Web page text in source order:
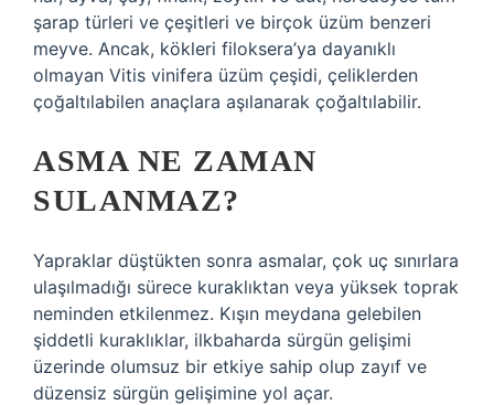
şarap türleri ve çeşitleri ve birçok üzüm benzeri
meyve. Ancak, kökleri filoksera’ya dayanıklı
olmayan Vitis vinifera üzüm çeşidi, çeliklerden
çoğaltılabilen anaçlara aşılanarak çoğaltılabilir.
ASMA NE ZAMAN
SULANMAZ?
Yapraklar düştükten sonra asmalar, çok uç sınırlara
ulaşılmadığı sürece kuraklıktan veya yüksek toprak
neminden etkilenmez. Kışın meydana gelebilen
şiddetli kuraklıklar, ilkbaharda sürgün gelişimi
üzerinde olumsuz bir etkiye sahip olup zayıf ve
düzensiz sürgün gelişimine yol açar.